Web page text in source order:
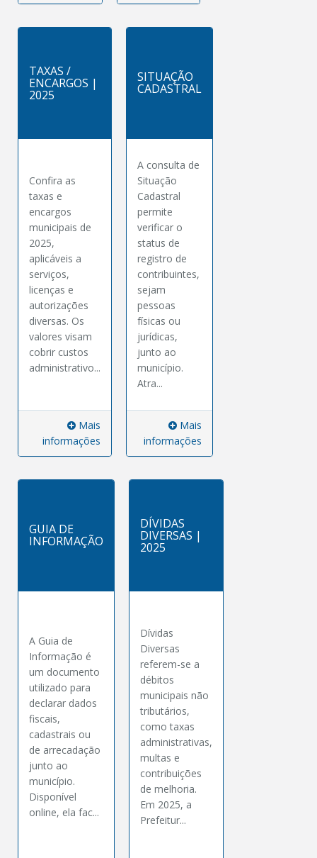
TAXAS /
ENCARGOS |
2025
Confira as
taxas e
encargos
municipais de
2025,
aplicáveis a
serviços,
licenças e
autorizações
diversas. Os
valores visam
cobrir custos
administrativo...
Mais
informações
SITUAÇÃO
CADASTRAL
A consulta de
Situação
Cadastral
permite
verificar o
status de
registro de
contribuintes,
sejam
pessoas
físicas ou
jurídicas,
junto ao
município.
Atra...
Mais
informações
GUIA DE
INFORMAÇÃO
A Guia de
Informação é
um documento
utilizado para
declarar dados
fiscais,
cadastrais ou
de arrecadação
junto ao
município.
Disponível
online, ela fac...
DÍVIDAS
DIVERSAS |
2025
Dívidas
Diversas
referem-se a
débitos
municipais não
tributários,
como taxas
administrativas,
multas e
contribuições
de melhoria.
Em 2025, a
Prefeitur...